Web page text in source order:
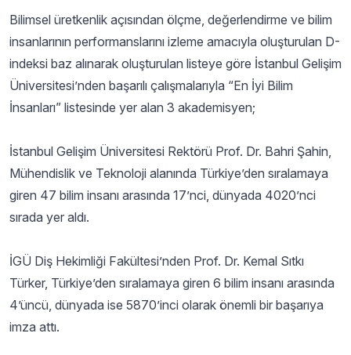
Bilimsel üretkenlik açısından ölçme, değerlendirme ve bilim
insanlarının performanslarını izleme amacıyla oluşturulan D-
indeksi baz alınarak oluşturulan listeye göre İstanbul Gelişim
Üniversitesi’nden başarılı çalışmalarıyla “En İyi Bilim
İnsanları” listesinde yer alan 3 akademisyen;
İstanbul Gelişim Üniversitesi Rektörü Prof. Dr. Bahri Şahin,
Mühendislik ve Teknoloji alanında Türkiye’den sıralamaya
giren 47 bilim insanı arasında 17’nci, dünyada 4020’nci
sırada yer aldı.
İGÜ Diş Hekimliği Fakültesi’nden Prof. Dr. Kemal Sıtkı
Türker, Türkiye’den sıralamaya giren 6 bilim insanı arasında
4’üncü, dünyada ise 5870’inci olarak önemli bir başarıya
imza attı.